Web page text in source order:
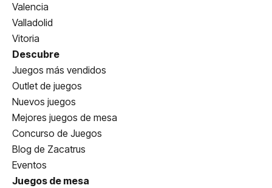
Valencia
Valladolid
Vitoria
Descubre
Juegos más vendidos
Outlet de juegos
Nuevos juegos
Mejores juegos de mesa
Concurso de Juegos
Blog de Zacatrus
Eventos
Juegos de mesa